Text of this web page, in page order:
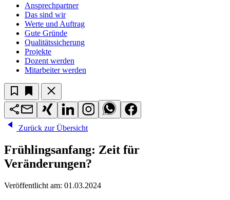
Ansprechpartner
Das sind wir
Werte und Auftrag
Gute Gründe
Qualitätssicherung
Projekte
Dozent werden
Mitarbeiter werden
Zurück zur Übersicht
Frühlingsanfang: Zeit für
Veränderungen?
Veröffentlicht am: 01.03.2024